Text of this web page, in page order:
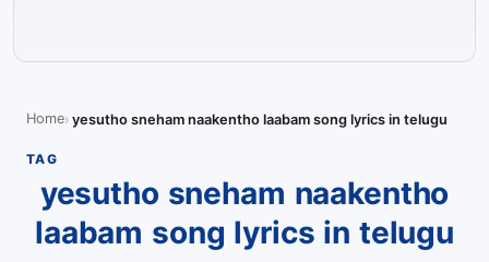
Home yesutho sneham naakentho laabam song lyrics in telugu
TAG
yesutho sneham naakentho
laabam song lyrics in telugu